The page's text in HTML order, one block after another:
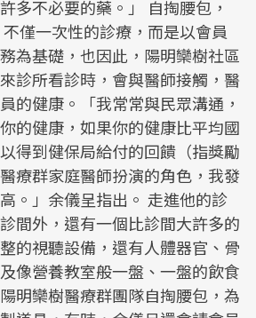
多不必要的藥。」 自掏腰包，
僅一次性的診療，而是以會員
為基礎，也因此，陽明欒樹社區
診所看診時，會與醫師接觸，醫
的健康。「我常常與民眾溝通，
的健康，如果你的健康比平均國
得到健保局給付的回饋（指獎勵
療群家庭醫師扮演的角色，我發
。」余儀呈指出。 走進他的診
間外，還有一個比診間大許多的
的視聽設備，還有人體器官、骨
像營養教室般一盤、一盤的飲食
明欒樹醫療群團隊自掏腰包，為